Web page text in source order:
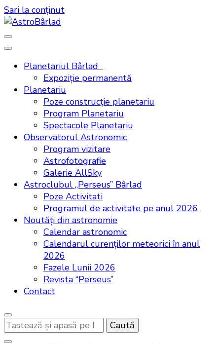
Sari la conținut
Planetariul Bârlad
Expoziţie permanentă
Planetariu
Poze construcţie planetariu
Program Planetariu
Spectacole Planetariu
Observatorul Astronomic
Program vizitare
Astrofotografie
Galerie AllSky
Astroclubul „Perseus” Bârlad
Poze Activitati
Programul de activitate pe anul 2026
Noutăţi din astronomie
Calendar astronomic
Calendarul curenţilor meteorici în anul
2026
Fazele Lunii 2026
Revista “Perseus”
Contact
Cauți
ceva?